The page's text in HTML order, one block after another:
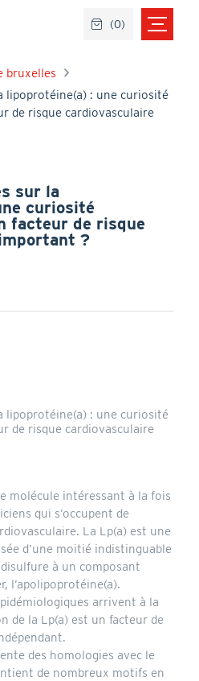
bruxelles
lipoprotéine(a) : une curiosité
de risque cardiovasculaire
sur la
curiosité
facteur de risque
?
lipoprotéine(a) : une curiosité
de risque cardiovasculaire
molécule intéressant à la fois
qui s’occupent de
La Lp(a) est une
d’une moitié indistinguable
à un composant
l’apolipoprotéine(a).
arrivent à la
de la Lp(a) est un facteur de
des homologies avec le
de nombreux motifs en
(0)